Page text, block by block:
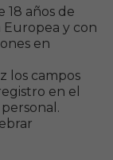
18 años de
Europea y con
en
los campos
en el